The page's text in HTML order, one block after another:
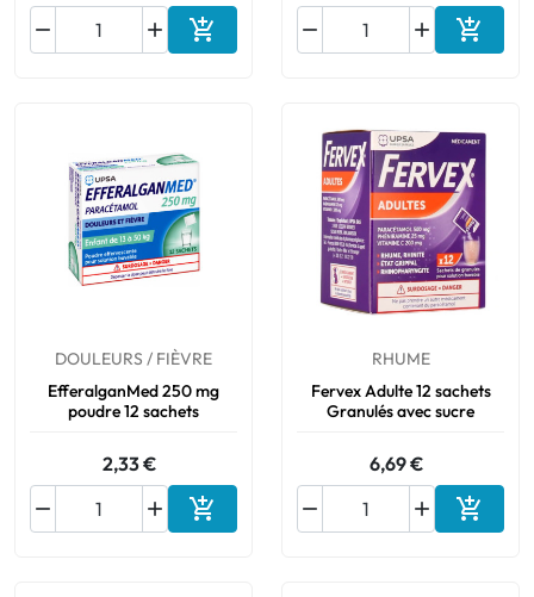
  Ajouter au panier
  
DOULEURS / FIÈVRE
EfferalganMed 250 mg
poudre 12 sachets
2,33 €

 Ajouter au panier
RHUME
Fervex Adulte 12 sachets
Granulés avec sucre
6,69 €

 